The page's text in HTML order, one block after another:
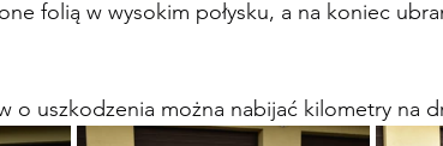
folią w wysokim połysku, a na koniec
o uszkodzenia można nabijać kilometry na